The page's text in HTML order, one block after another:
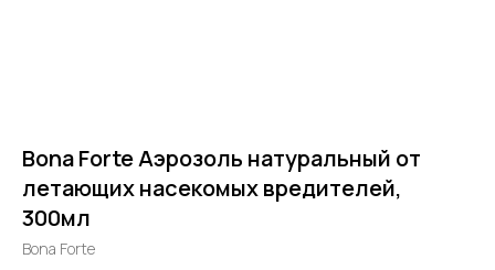
Bona Forte Аэрозоль натуральный от
летающих насекомых вредителей,
300мл
Bona Forte